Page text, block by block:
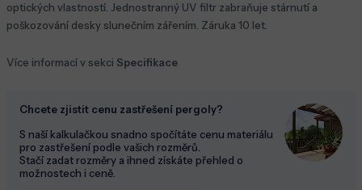
optických vlastností. Jednostranný UV filtr zabraňuje stárnutí a
poškozování desky slunečním zářením. Záruka 10 let.
Více informací v sekci Specifikace
Chcete zjistit cenu zastřešení pergoly?
S naší kalkulačkou snadno spočítáte cenu materiálu
pro zastřešení podle vašich rozměrů.
Stačí zadat rozměry a ihned získáte přehled o
možnostech i ceně.